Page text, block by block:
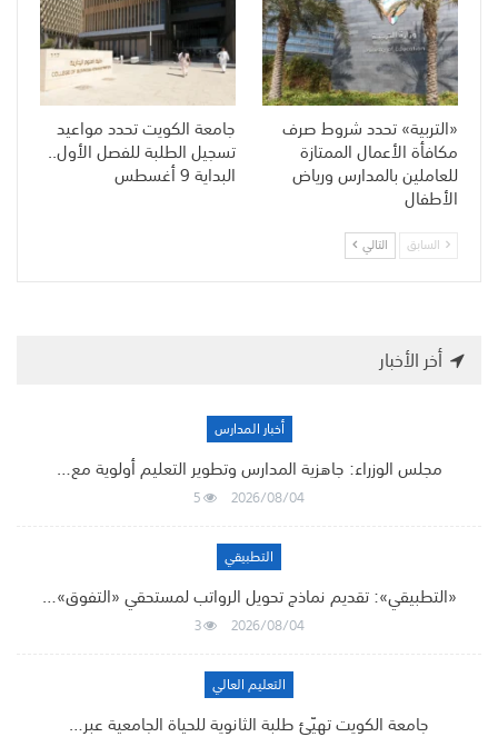
«التربية» تحدد شروط صرف
مكافأة الأعمال الممتازة
للعاملين بالمدارس ورياض
الأطفال
جامعة الكويت تحدد مواعيد
تسجيل الطلبة للفصل الأول..
البداية 9 أغسطس
السابق التالي
أخر الأخبار
أخبار المدارس
مجلس الوزراء: جاهزية المدارس وتطوير التعليم أولوية مع…
2026/08/04
5
التطبيقي
«التطبيقي»: تقديم نماذج تحويل الرواتب لمستحقي «التفوق»…
2026/08/04
3
التعليم العالي
جامعة الكويت تهيّئ طلبة الثانوية للحياة الجامعية عبر…